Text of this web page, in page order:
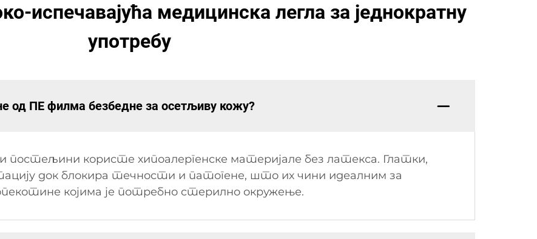
испечавајућа медицинска легла за једнократну
употребу
од ПЕ филма безбедне за осетљиву кожу?
постељини користе хипоалергенске материјале без латекса. Глатки,
док блокира течности и патогене, што их чини идеалним за
којима је потребно стерилно окружење.